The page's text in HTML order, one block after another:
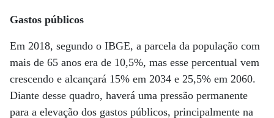
Gastos públicos
Em 2018, segundo o IBGE, a parcela da população com
mais de 65 anos era de 10,5%, mas esse percentual vem
crescendo e alcançará 15% em 2034 e 25,5% em 2060.
Diante desse quadro, haverá uma pressão permanente
para a elevação dos gastos públicos, principalmente na